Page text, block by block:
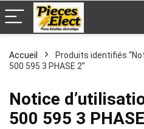
Accueil
Produits identifiés
500 595 3 PHASE 2”
Notice
500 595 3